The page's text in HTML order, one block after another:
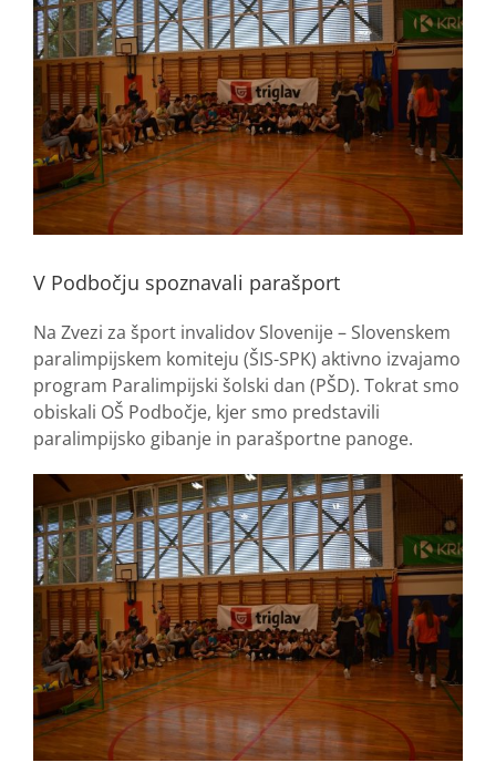
Image
V Podbočju spoznavali parašport
Na Zvezi za šport invalidov Slovenije – Slovenskem
paralimpijskem komiteju (ŠIS-SPK) aktivno izvajamo
program Paralimpijski šolski dan (PŠD). Tokrat smo
obiskali OŠ Podbočje, kjer smo predstavili
paralimpijsko gibanje in parašportne panoge.